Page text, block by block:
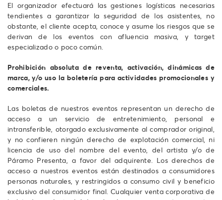
El organizador efectuará las gestiones logísticas necesarias
tendientes a garantizar la seguridad de los asistentes, no
obstante, el cliente acepta, conoce y asume los riesgos que se
derivan de los eventos con afluencia masiva, y target
especializado o poco común.
Prohibición absoluta de reventa, activación, dinámicas de
marca, y/o uso la boletería para actividades promocionales y
comerciales.
Las boletas de nuestros eventos representan un derecho de
acceso a un servicio de entretenimiento, personal e
intransferible, otorgado exclusivamente al comprador original,
y no confieren ningún derecho de explotación comercial, ni
licencia de uso del nombre del evento, del artista y/o de
Páramo Presenta, a favor del adquirente. Los derechos de
acceso a nuestros eventos están destinados a consumidores
personas naturales, y restringidos a consumo civil y beneficio
exclusivo del consumidor final. Cualquier venta corporativa de